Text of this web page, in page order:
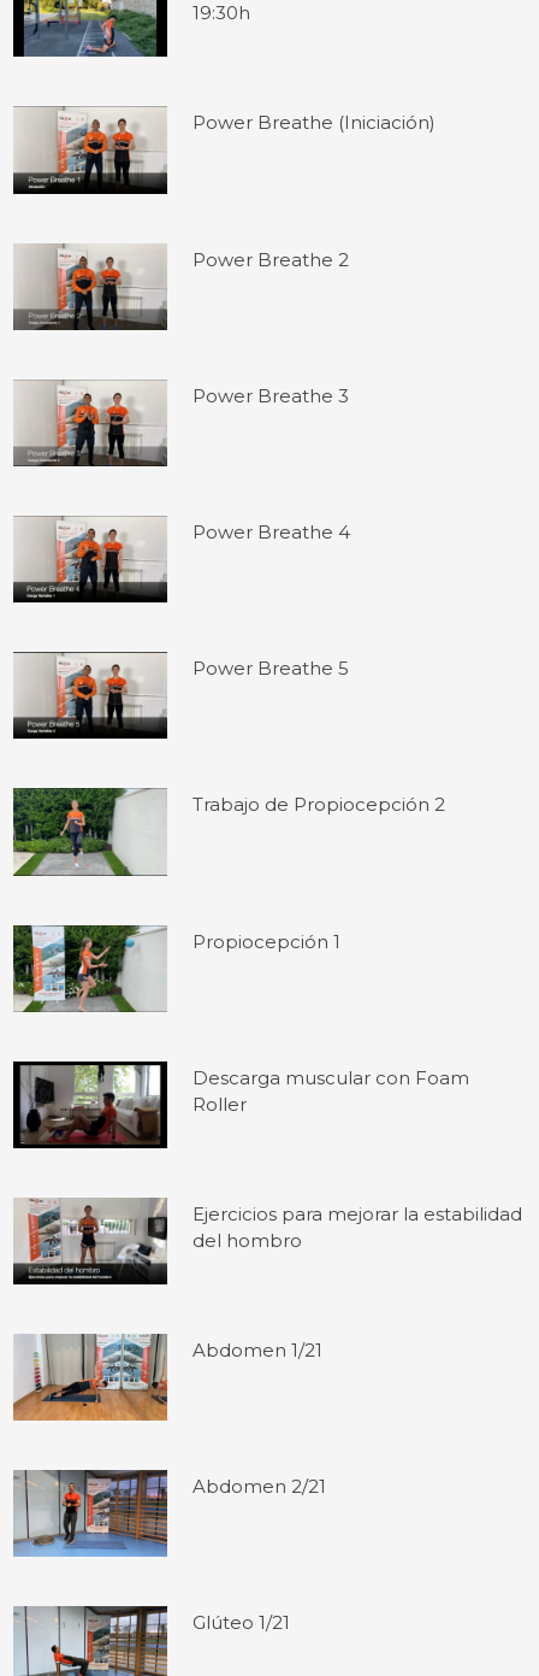
19:30h
Power Breathe (Iniciación)
Power Breathe 2
Power Breathe 3
Power Breathe 4
Power Breathe 5
Trabajo de Propiocepción 2
Propiocepción 1
Descarga muscular con Foam
Roller
Ejercicios para mejorar la estabilidad
del hombro
Abdomen 1/21
Abdomen 2/21
Glúteo 1/21